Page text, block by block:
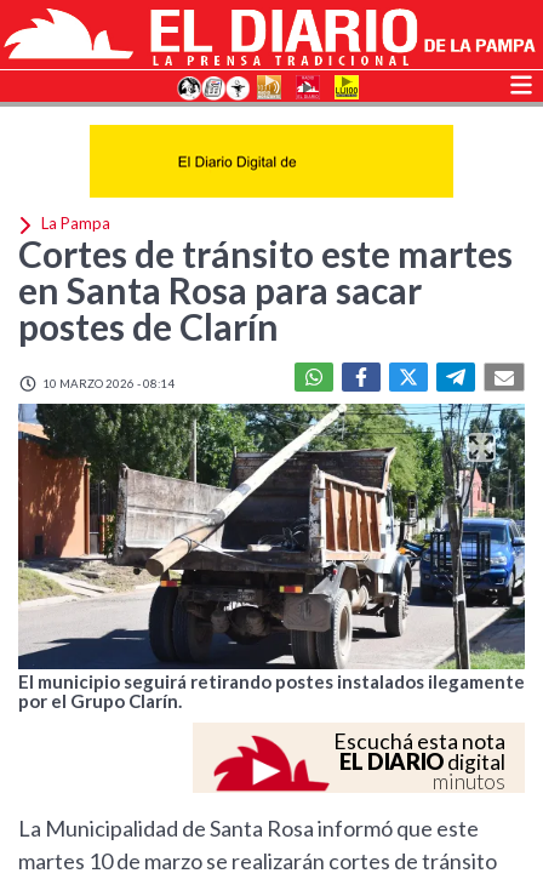
La Pampa
Cortes de tránsito este martes
en Santa Rosa para sacar
postes de Clarín
10 MARZO 2026 - 08:14
El municipio seguirá retirando postes instalados ilegamente
por el Grupo Clarín.
Escuchá esta nota
EL DIARIOdigital
minutos
La Municipalidad de Santa Rosa informó que este
martes 10 de marzo se realizarán cortes de tránsito